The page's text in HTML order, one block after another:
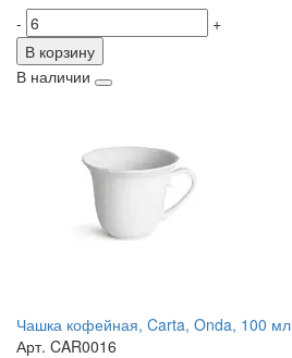
-
+
В корзину
В наличии
Чашка кофейная, Carta, Onda, 100 мл
Арт. CAR0016